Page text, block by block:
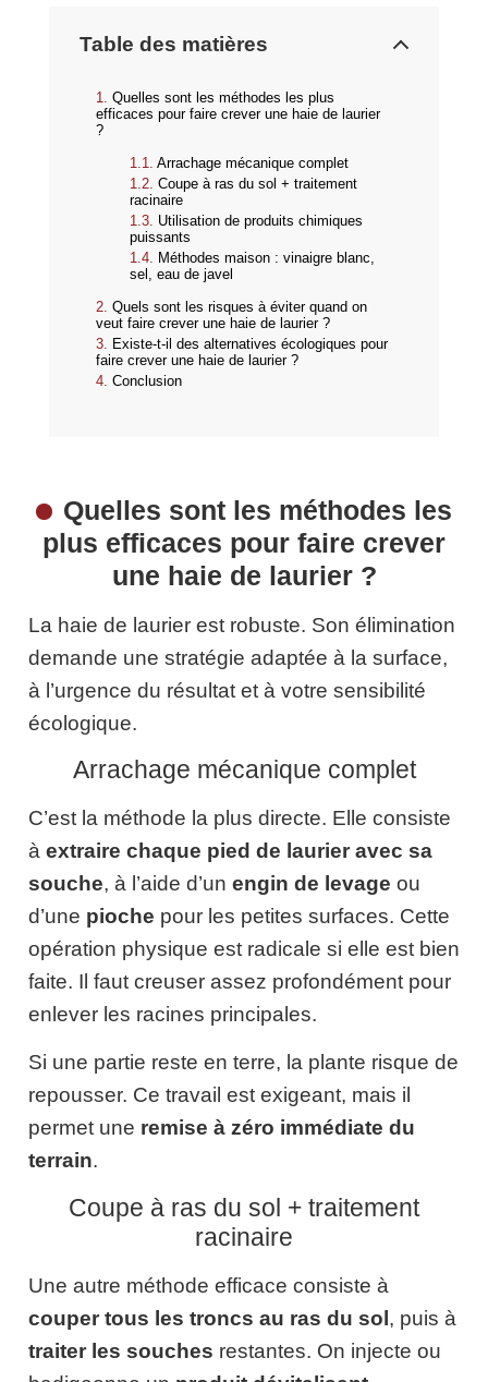
Table des matières
Quelles sont les méthodes les plus
efficaces pour faire crever une haie de laurier
?
Arrachage mécanique complet
Coupe à ras du sol + traitement
racinaire
Utilisation de produits chimiques
puissants
Méthodes maison : vinaigre blanc,
sel, eau de javel
Quels sont les risques à éviter quand on
veut faire crever une haie de laurier ?
Existe-t-il des alternatives écologiques pour
faire crever une haie de laurier ?
Conclusion
Quelles sont les méthodes les
plus efficaces pour faire crever
une haie de laurier ?
La haie de laurier est robuste. Son élimination
demande une stratégie adaptée à la surface,
à l’urgence du résultat et à votre sensibilité
écologique.
Arrachage mécanique complet
C’est la méthode la plus directe. Elle consiste
à extraire chaque pied de laurier avec sa
souche, à l’aide d’un engin de levage ou
d’une pioche pour les petites surfaces. Cette
opération physique est radicale si elle est bien
faite. Il faut creuser assez profondément pour
enlever les racines principales.
Si une partie reste en terre, la plante risque de
repousser. Ce travail est exigeant, mais il
permet une remise à zéro immédiate du
terrain.
Coupe à ras du sol + traitement
racinaire
Une autre méthode efficace consiste à
couper tous les troncs au ras du sol, puis à
traiter les souches restantes. On injecte ou